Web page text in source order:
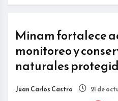
Minam fortalece
monitoreo y
naturales
Juan Carlos Castro 21 de